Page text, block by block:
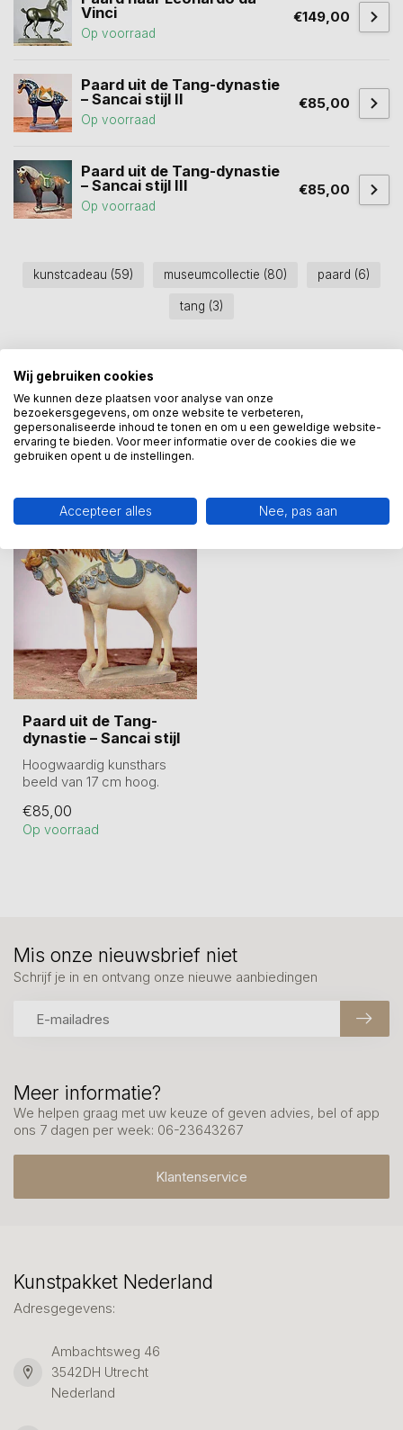
Vinci
Op voorraad
€149,00
Paard uit de Tang-dynastie
– Sancai stijl II
Op voorraad
€85,00
Paard uit de Tang-dynastie
– Sancai stijl III
Op voorraad
€85,00
kunstcadeau (59) museumcollectie (80) paard (6)
tang (3)
Heeft u een vraag over dit
Wij assisteren u graag via 06-23643267
Paard uit de Tang-
dynastie – Sancai stijl
Hoogwaardig kunsthars
beeld van 17 cm hoog.
bereikte de...
€85,00
Op voorraad
Meer informatie?
We helpen graag met uw keuze of geven advies, bel of app
ons 7 dagen per week: 06-23643267
Klantenservice
Mis onze nieuwsbrief niet
Schrijf je in en ontvang onze nieuwe aanbiedingen
Kunstpakket Nederland
Adresgegevens:
Ambachtsweg 46
3542DH Utrecht
Nederland
Wij gebruiken cookies
We kunnen deze plaatsen voor analyse van onze
bezoekersgegevens, om onze website te verbeteren,
gepersonaliseerde inhoud te tonen en om u een geweldige website-
ervaring te bieden. Voor meer informatie over de cookies die we
gebruiken opent u de instellingen.
Accepteer alles Nee, pas aan